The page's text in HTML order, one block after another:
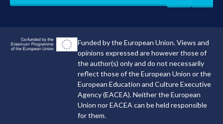
Funded by the European Union. Views and
opinions expressed are however those of
the author(s) only and do not necessarily
reflect those of the European Union or the
European Education and Culture Executive
Agency (EACEA). Neither the European
Union nor EACEA can be held responsible
for them.